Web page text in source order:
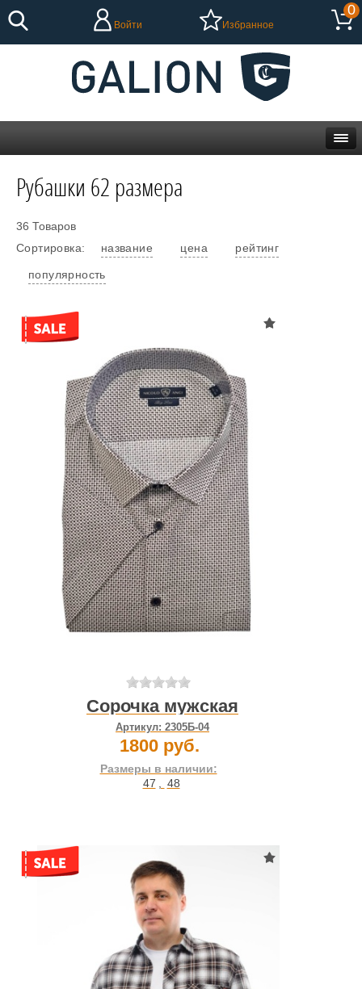
Войти Избранное
0
Рубашки 62 размера
Сортировка: название цена рейтинг
популярность
36 Товаров
Сорочка мужская
Артикул: 2305Б-04
1800 руб.
Размеры в наличии:
47 , 48